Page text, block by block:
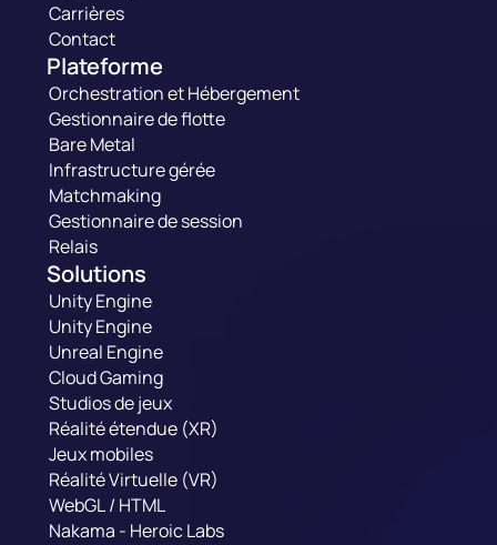
Carrières
Contact
Plateforme
Orchestration et Hébergement
Gestionnaire de flotte
Bare Metal
Infrastructure gérée
Matchmaking
Gestionnaire de session
Relais
Solutions
Unity Engine
Unity Engine
Unreal Engine
Cloud Gaming
Studios de jeux
Réalité étendue (XR)
Jeux mobiles
Réalité Virtuelle (VR)
WebGL / HTML
Nakama - Heroic Labs